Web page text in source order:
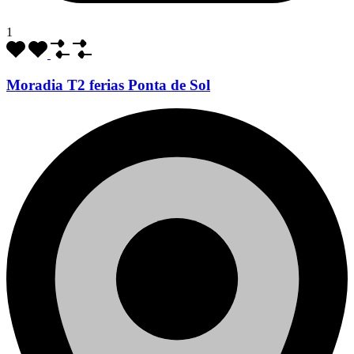
1
Moradia T2 ferias Ponta de Sol